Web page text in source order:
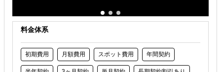
料金体系
初期費用 月額費用 スポット費用 年間契約